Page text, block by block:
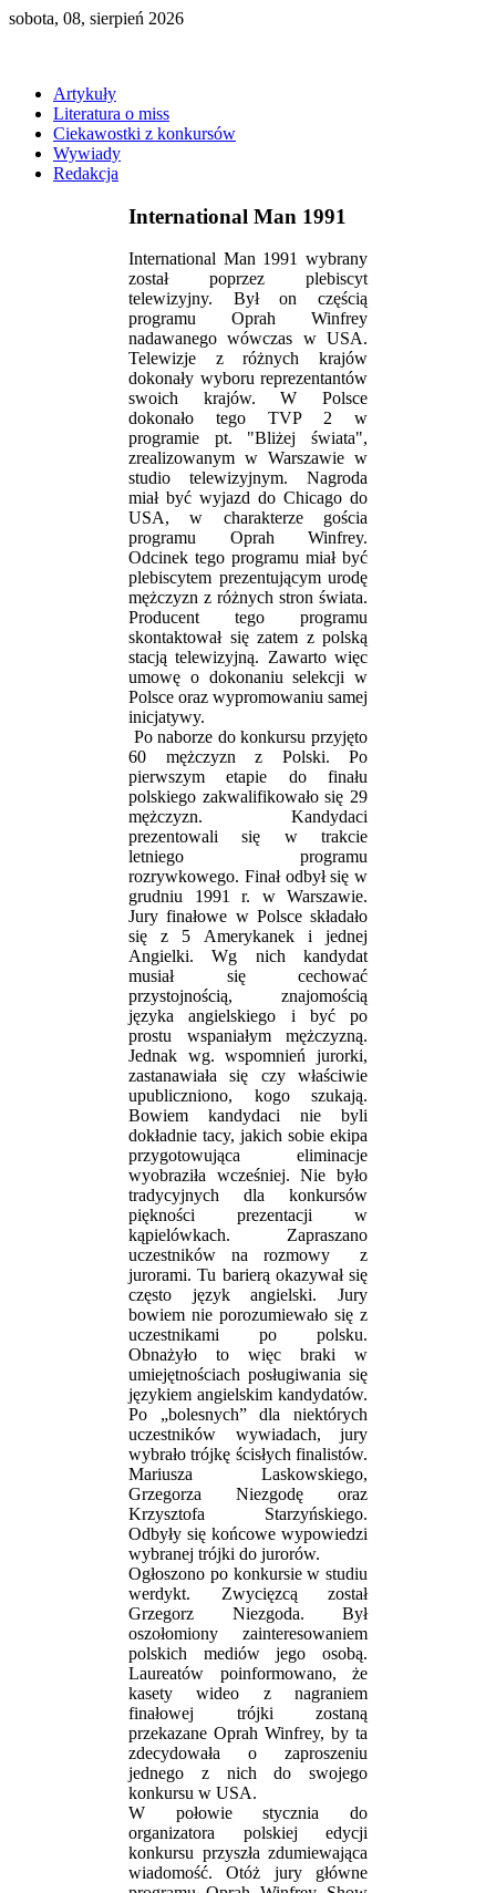
sobota, 08, sierpień 2026
Artykuły
Literatura o miss
Ciekawostki z konkursów
Wywiady
Redakcja
International Man 1991
International Man 1991 wybrany
został poprzez plebiscyt
telewizyjny. Był on częścią
programu Oprah Winfrey
nadawanego wówczas w USA.
Telewizje z różnych krajów
dokonały wyboru reprezentantów
swoich krajów. W Polsce
dokonało tego TVP 2 w
programie pt. "Bliżej świata",
zrealizowanym w Warszawie w
studio telewizyjnym. Nagroda
miał być wyjazd do Chicago do
USA, w charakterze gościa
programu Oprah Winfrey.
Odcinek tego programu miał być
plebiscytem prezentującym urodę
mężczyzn z różnych stron świata.
Producent tego programu
skontaktował się zatem z polską
stacją telewizyjną. Zawarto więc
umowę o dokonaniu selekcji w
Polsce oraz wypromowaniu samej
inicjatywy.
Po naborze do konkursu przyjęto
60 mężczyzn z Polski. Po
pierwszym etapie do finału
polskiego zakwalifikowało się 29
mężczyzn. Kandydaci
prezentowali się w trakcie
letniego programu
rozrywkowego. Finał odbył się w
grudniu 1991 r. w Warszawie.
Jury finałowe w Polsce składało
się z 5 Amerykanek i jednej
Angielki. Wg nich kandydat
musiał się cechować
przystojnością, znajomością
języka angielskiego i być po
prostu wspaniałym mężczyzną.
Jednak wg. wspomnień jurorki,
zastanawiała się czy właściwie
upubliczniono, kogo szukają.
Bowiem kandydaci nie byli
dokładnie tacy, jakich sobie ekipa
przygotowująca eliminacje
wyobraziła wcześniej. Nie było
tradycyjnych dla konkursów
piękności prezentacji w
kąpielówkach. Zapraszano
uczestników na rozmowy z
jurorami. Tu barierą okazywał się
często język angielski. Jury
bowiem nie porozumiewało się z
uczestnikami po polsku.
Obnażyło to więc braki w
umiejętnościach posługiwania się
językiem angielskim kandydatów.
Po „bolesnych” dla niektórych
uczestników wywiadach, jury
wybrało trójkę ścisłych finalistów.
Mariusza Laskowskiego,
Grzegorza Niezgodę oraz
Krzysztofa Starzyńskiego.
Odbyły się końcowe wypowiedzi
wybranej trójki do jurorów.
Ogłoszono po konkursie w studiu
werdykt. Zwycięzcą został
Grzegorz Niezgoda. Był
oszołomiony zainteresowaniem
polskich mediów jego osobą.
Laureatów poinformowano, że
kasety wideo z nagraniem
finałowej trójki zostaną
przekazane Oprah Winfrey, by ta
zdecydowała o zaproszeniu
jednego z nich do swojego
konkursu w USA.
W połowie stycznia do
organizatora polskiej edycji
konkursu przyszła zdumiewająca
wiadomość. Otóż jury główne